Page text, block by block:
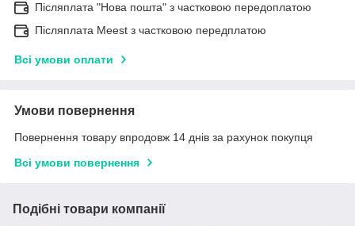
Післяплата "Нова пошта" з частковою передоплатою
Післяплата Meest з частковою передплатою
Всі умови оплати
Умови повернення
Повернення товару впродовж 14 днів за рахунок покупця
Всі умови повернення
Подібні товари компанії